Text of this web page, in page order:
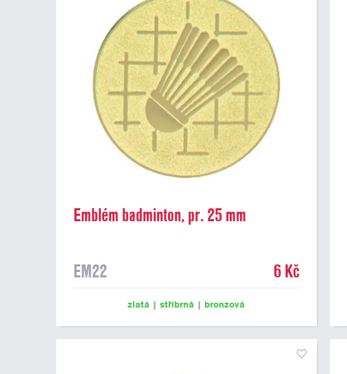
Emblém badminton, pr. 25 mm
EM22 6 Kč
zlatá |stříbrná | bronzová